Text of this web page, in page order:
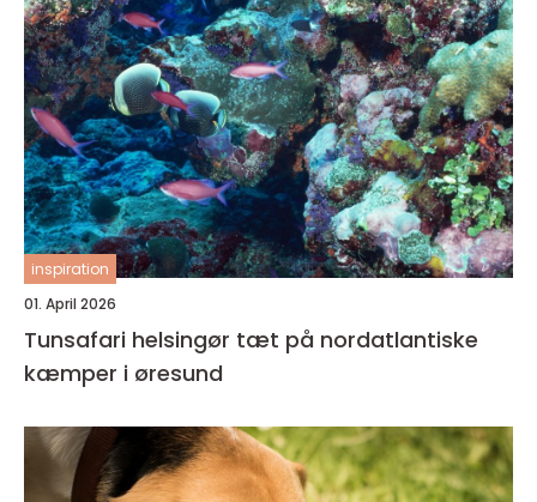
inspiration
01. April 2026
Tunsafari helsingør tæt på nordatlantiske
kæmper i øresund